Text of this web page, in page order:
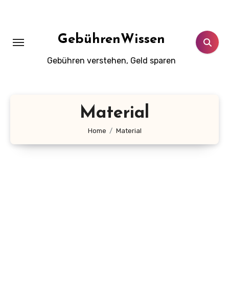
GebührenWissen
Gebühren verstehen, Geld sparen
Material
Home Material